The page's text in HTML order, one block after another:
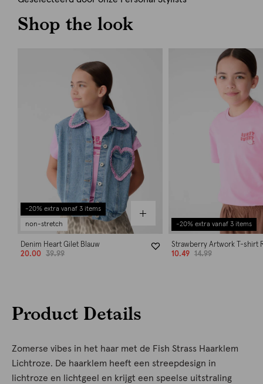
Shop the look
-20% extra vanaf 3 items
non-stretch
Denim Heart Gilet Blauw
20.00
39.99
-20% extra vanaf 3 items
Strawberry Artwork T-shirt
10.49
14.99
Product Details
Zomerse vibes in het haar met de Fish Strass Haarklem
Lichtroze. De haarklem heeft een streepdesign in
lichtroze en lichtgeel en krijgt een speelse uitstraling